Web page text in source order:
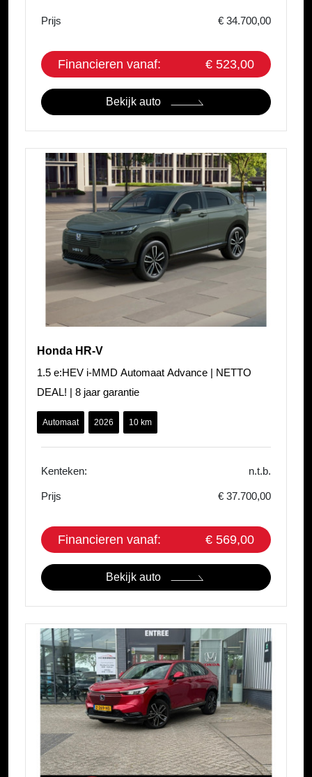
Prijs € 34.700,00
Financieren vanaf: € 523,00
Bekijk auto
Honda HR-V
1.5 e:HEV i-MMD Automaat Advance | NETTO
DEAL! | 8 jaar garantie
Automaat 2026 10 km
Kenteken: n.t.b.
Prijs € 37.700,00
Financieren vanaf: € 569,00
Bekijk auto